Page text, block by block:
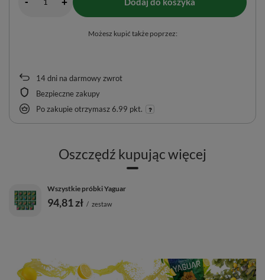
14dni na darmowy zwrot
Bezpieczne zakupy
Po zakupie otrzymasz6.99 pkt.
+
Możesz kupić także poprzez:
Oszczędź kupując więcej
Wszystkie próbki Yaguar
94,81 zł / zestaw